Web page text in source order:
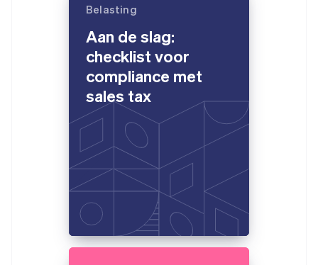
Belasting
Aan de slag:
checklist voor
compliance met
sales tax
简体中文
ItalianoEnglish
English
Kroatië
Italiano
Letland
Liechtenstein
DeutschEnglish
Litouwen